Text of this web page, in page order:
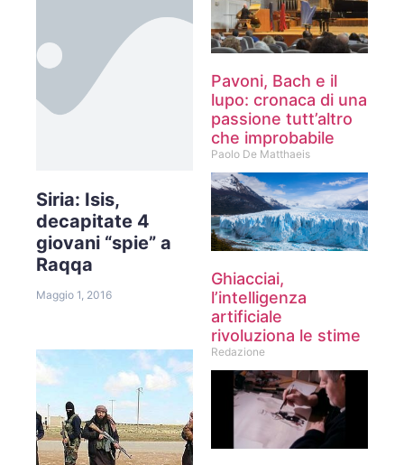
Siria: Isis,
decapitate 4
giovani “spie” a
Raqqa
Maggio 1, 2016
Pavoni, Bach e il
lupo: cronaca di una
passione tutt’altro
che improbabile
Paolo De Matthaeis
Ghiacciai,
l’intelligenza
artificiale
rivoluziona le stime
Redazione